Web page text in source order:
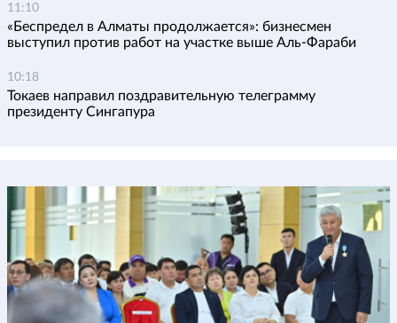
11:10
«Беспредел в Алматы продолжается»: бизнесмен
выступил против работ на участке выше Аль-Фараби
10:18
Токаев направил поздравительную телеграмму
президенту Сингапура